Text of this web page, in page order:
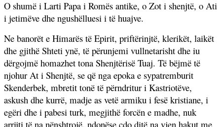
O shumë i Larti Papa i Romës antike, o Zot i shenjtë, o Ati
i jetimëve dhe ngushëlluesi i të huajve.
Ne banorët e Himarës të Epirit, priftërinjtë, klerikët, laikët
dhe gjithë Shteti ynë, të përunjemi vullnetarisht dhe iu
dërgojmë homazhet tona Shenjtërisë Tuaj. Të bëjmë të
njohur At i Shenjtë, se që nga epoka e sypatremburit
Skenderbek, mbretit tonë të përndritur i Kastriotëve,
askush dhe kurrë, madje as vetë armiku i fesë kristiane, i
egëri dhe i pabesi turk, megjithë forcën e madhe, nuk
arrijti të na nënshtrojë, ndonëse çdo ditë na vjen hakut me